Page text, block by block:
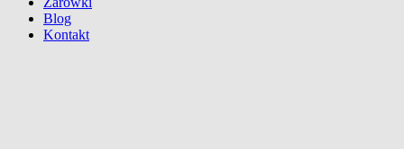
Blog
Kontakt